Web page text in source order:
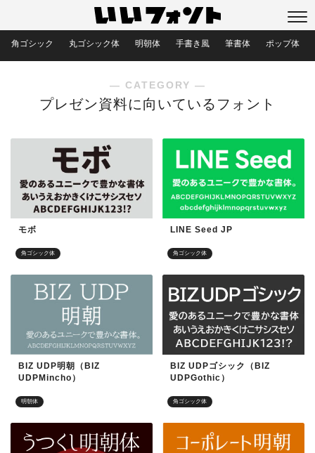
角ゴシック 丸ゴシック体 明朝体 手書き風 筆書体 ポップ体
― CATEGORY ―
プレゼン資料に向いているフォント
角ゴシック体
モボ
角ゴシック体
LINE Seed JP
明朝体
BIZ UDP明朝（BIZ
UDPMincho）
角ゴシック体
BIZ UDPゴシック（BIZ
UDPGothic）